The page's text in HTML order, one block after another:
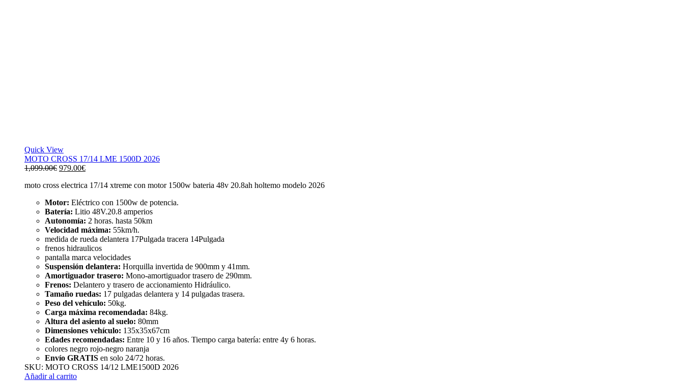
Quick View
MOTO CROSS 17/14 LME 1500D 2026
1,099.00€ El
original
1,099.00€.
979.00€El
actual
979.00€.
moto cross electrica 17/14 xtreme con motor 1500w bateria 48v 20.8ah holtemo modelo 2026
Motor: Eléctrico con 1500w de potencia.
Batería: Litio 48V.20.8 amperios
Autonomía: 2 horas. hasta 50km
Velocidad máxima: 55km/h.
medida de rueda delantera 17Pulgada tracera 14Pulgada
frenos hidraulicos
pantalla marca velocidades
Suspensión delantera: Horquilla invertida de 900mm y 41mm.
Amortiguador trasero: Mono-amortiguador trasero de 290mm.
Frenos: Delantero y trasero de accionamiento Hidráulico.
Tamaño ruedas: 17 pulgadas delantera y 14 pulgadas trasera.
Peso del vehículo: 50kg.
Carga máxima recomendada: 84kg.
Altura del asiento al suelo: 80mm
Dimensiones vehículo: 135x35x67cm
Edades recomendadas: Entre 10 y 16 años. Tiempo carga batería: entre 4y 6 horas.
colores negro rojo-negro naranja
Envío GRATIS en solo 24/72 horas.
SKU: MOTO CROSS 14/12 LME1500D 2026
Añadir al carrito